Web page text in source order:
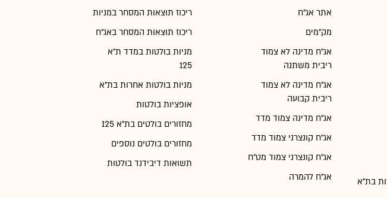
בת"א
אתר אג"ח
מק"מים
אג"ח מדינה לא צמוד
ריבית משתנה
אג"ח מדינה לא צמוד
ריבית קבועה
אג"ח מדינה צמוד מדד
אג"ח קונצרני צמוד מדד
אג"ח קונצרני צמוד מט"ח
אג"ח להמרה
ריכוז תוצאות המסחר במניות
ריכוז תוצאות המסחר באג"ח
מניות בולטות במדד ת"א
125
מניות בולטות אחרות בת"א
אופציות בולטות
מחזורים בולטים בת"א 125
מחזורים בולטים נוספים
תשואות דיבידנד בולטות